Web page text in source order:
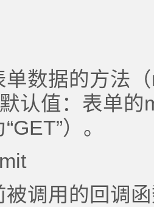
数据的方法
默认值：表单
）。
调用的回调